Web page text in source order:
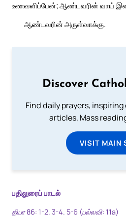
உணவளிப்பேன்; ஆண்டவரின் வாய்
ஆண்டவரின் அருள்வாக்கு.
Discover
Find daily prayers,
articles, Mass
VISIT MAIN
பதிலுரைப் பாடல்
திபா 86: 1-2. 3-4. 5-6 (பல்லவி: 11a)